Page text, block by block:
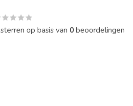
sterren op basis van 0beoordelingen